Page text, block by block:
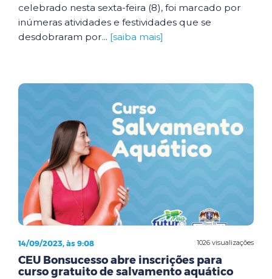
celebrado nesta sexta-feira (8), foi marcado por
inúmeras atividades e festividades que se
desdobraram por... [saiba mais]
1026 visualizações
14/09/2023, às 9:08
CEU Bonsucesso abre inscrições para
curso gratuito de salvamento aquático